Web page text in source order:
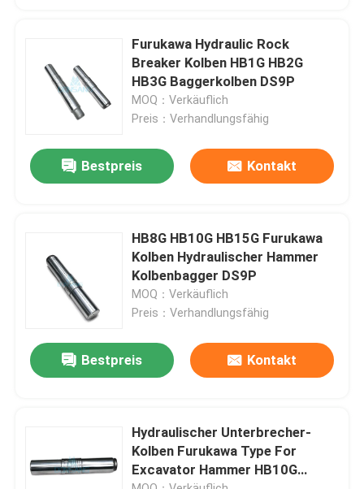
Produkte
VR Show
Über uns
Qualitätskontrolle
Treten Sie mit uns in Verbindung
Fordern Sie ein Zitat
Hydraulischer Felsen-Unterbrecher
Bagger-hydraulischer Unterbrecher
Furukawa Hydraulic Rock
Breaker Kolben HB1G HB2G
HB3G Baggerkolben DS9P
MOQ：Verkäuflich
Preis：Verhandlungsfähig
Bestpreis Kontakt
HB8G HB10G HB15G Furukawa
Kolben Hydraulischer Hammer
Kolbenbagger DS9P
MOQ：Verkäuflich
Preis：Verhandlungsfähig
Bestpreis Kontakt
Hydraulischer Unterbrecher-
Kolben Furukawa Type For
Excavator Hammer HB10G